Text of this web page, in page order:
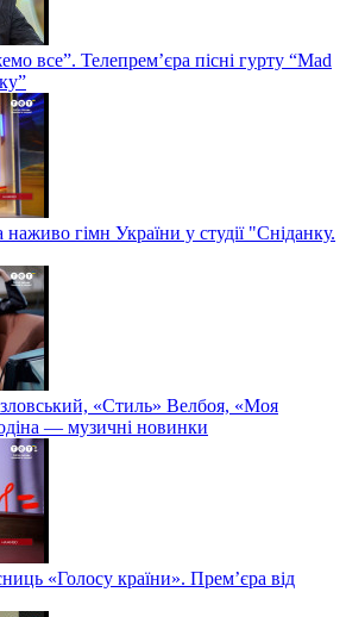
все”. Телепрем’єра пісні гурту “Mad
наживо гімн України у студії "Сніданку.
«Стиль» Велбоя, «Моя
— музичні новинки
«Голосу країни». Прем’єра від